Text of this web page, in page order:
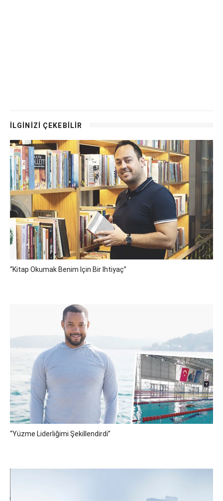
İLGİNİZİ ÇEKEBİLİR
“Kitap Okumak Benim Için Bir Ihtiyaç”
“Yüzme Liderliğimi Şekillendirdi”